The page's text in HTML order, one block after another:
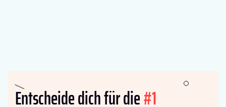
Entscheide dich für die#1